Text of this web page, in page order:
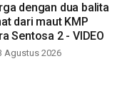
dengan dua balita
dari maut KMP
Sentosa 2 - VIDEO
Agustus 2026